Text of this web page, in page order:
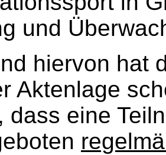
und
hiervon hat
Aktenlage
dass eine